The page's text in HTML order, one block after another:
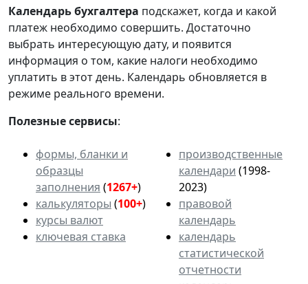
Календарьбухгалтера подскажет, когда и какой
платеж необходимо совершить. Достаточно
выбрать интересующую дату, и появится
информация о том, какие налоги необходимо
уплатить в этот день. Календарь обновляется в
режиме реального времени.
Полезные сервисы:
формы, бланки и
образцы
заполнения (1267+)
калькуляторы (100+)
курсы валют
ключевая ставка
производственные
календари (1998-
2023)
правовой
календарь
календарь
статистической
отчетности